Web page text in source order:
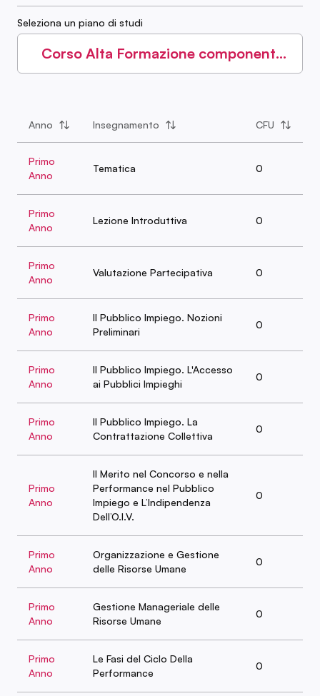
Seleziona un piano di studi
Corso Alta Formazione componenti
OIV - Performance management
Anno Insegnamento CFU
Primo
Anno
Tematica 0
Primo
Anno
Lezione Introduttiva 0
Primo
Anno
Valutazione Partecipativa 0
Primo
Anno
Il Pubblico Impiego. Nozioni
Preliminari
0
Primo
Anno
Il Pubblico Impiego. L'Accesso
ai Pubblici Impieghi
0
Primo
Anno
Il Pubblico Impiego. La
Contrattazione Collettiva
0
Primo
Anno
Il Merito nel Concorso e nella
Performance nel Pubblico
Impiego e L’Indipendenza
Dell’O.I.V.
0
Primo
Anno
Organizzazione e Gestione
delle Risorse Umane
0
Primo
Anno
Gestione Manageriale delle
Risorse Umane
0
Primo
Anno
Le Fasi del Ciclo Della
Performance
0